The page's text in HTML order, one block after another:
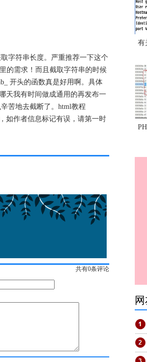
字符串长度。严重推荐一下这个
的需求！而且截取字符串的时候
开头的函数真是好用啊。具体
天我有时间做成通用的再发布一
苦地去截断了。 html教程
如作者信息标记有误，请第一时
共有0条评论
有